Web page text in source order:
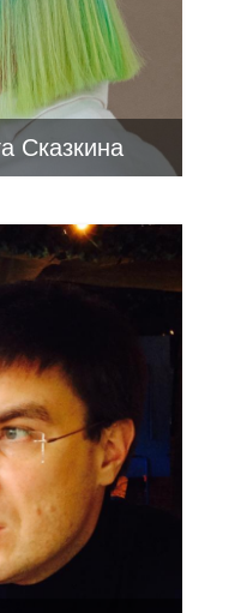
Сказкина